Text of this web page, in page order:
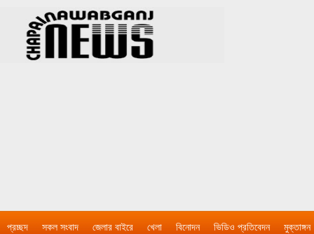
প্রচ্ছদ সকল সংবাদ জেলার বাইরে খেলা বিনোদন ভিডিও প্রতিবেদন মুক্তাঙ্গন